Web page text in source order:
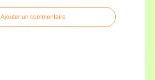
Ajouter un commentaire